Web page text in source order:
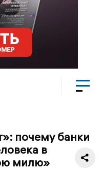
почему банки
в
милю»